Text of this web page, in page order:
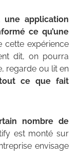
une application
ce qu’une
cette expérience
dit, on pourra
regarde ou lit en
ce que fait
nombre de
est monté sur
envisage